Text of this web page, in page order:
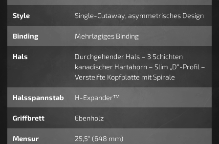
Style Single-Cutaway, asymmetrisches Design
Binding Mehrlagiges Binding
Hals
Durchgehender Hals – 3 Schichten
kanadischer Hartahorn – Slim „D“-Profil –
Versteifte Kopfplatte mit Spirale
Halsspannstab H-Expander™
Griffbrett Ebenholz
Mensur 25,5“ (648 mm)